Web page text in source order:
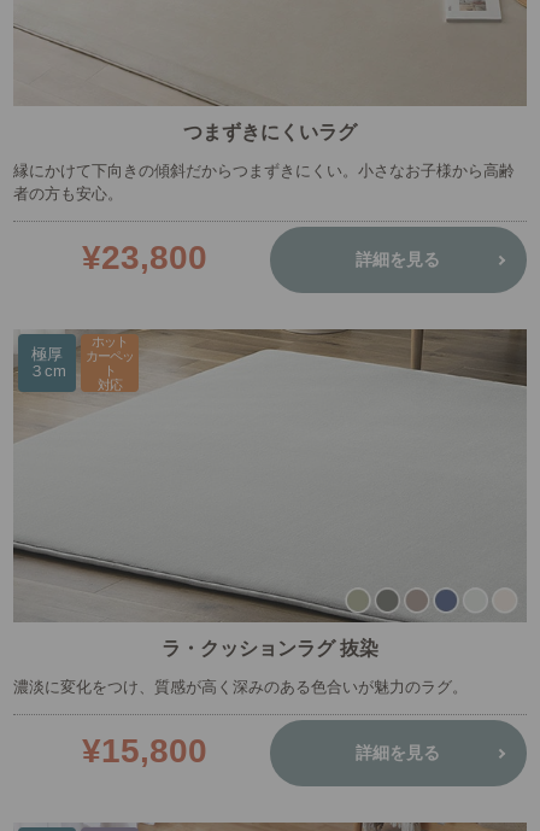
つまずきにくいラグ
縁にかけて下向きの傾斜だからつまずきにくい。小さなお子様から高齢
者の方も安心。
¥23,800 詳細を見る
極厚
３cm
ホット
カーペッ
ト
対応
ラ・クッションラグ 抜染
濃淡に変化をつけ、質感が高く深みのある色合いが魅力のラグ。
¥15,800 詳細を見る